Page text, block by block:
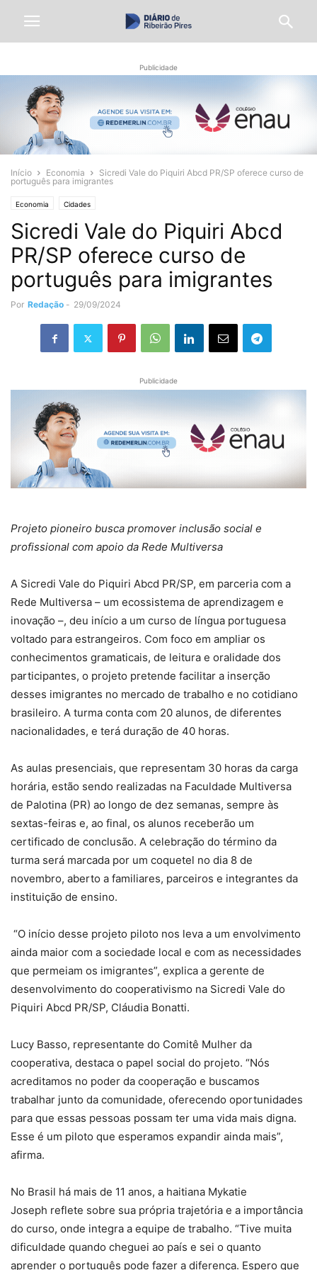
Publicidade
Início Economia
Sicredi Vale do Piquiri Abcd PR/SP oferece curso de
português para imigrantes
Economia Cidades
Sicredi Vale do Piquiri Abcd
PR/SP oferece curso de
português para imigrantes
Por Redação - 29/09/2024
Publicidade
Projeto pioneiro busca promover inclusão social e
profissional com apoio da Rede Multiversa
A Sicredi Vale do Piquiri Abcd PR/SP, em parceria com a
Rede Multiversa – um ecossistema de aprendizagem e
inovação –, deu início a um curso de língua portuguesa
voltado para estrangeiros. Com foco em ampliar os
conhecimentos gramaticais, de leitura e oralidade dos
participantes, o projeto pretende facilitar a inserção
desses imigrantes no mercado de trabalho e no cotidiano
brasileiro. A turma conta com 20 alunos, de diferentes
nacionalidades, e terá duração de 40 horas.
As aulas presenciais, que representam 30 horas da carga
horária, estão sendo realizadas na Faculdade Multiversa
de Palotina (PR) ao longo de dez semanas, sempre às
sextas-feiras e, ao final, os alunos receberão um
certificado de conclusão. A celebração do término da
turma será marcada por um coquetel no dia 8 de
novembro, aberto a familiares, parceiros e integrantes da
instituição de ensino.
“O início desse projeto piloto nos leva a um envolvimento
ainda maior com a sociedade local e com as necessidades
que permeiam os imigrantes”, explica a gerente de
desenvolvimento do cooperativismo na Sicredi Vale do
Piquiri Abcd PR/SP, Cláudia Bonatti.
Lucy Basso, representante do Comitê Mulher da
cooperativa, destaca o papel social do projeto. “Nós
acreditamos no poder da cooperação e buscamos
trabalhar junto da comunidade, oferecendo oportunidades
para que essas pessoas possam ter uma vida mais digna.
Esse é um piloto que esperamos expandir ainda mais”,
afirma.
No Brasil há mais de 11 anos, a haitiana Mykatie
Joseph reflete sobre sua própria trajetória e a importância
do curso, onde integra a equipe de trabalho. “Tive muita
dificuldade quando cheguei ao país e sei o quanto
aprender o português pode fazer a diferença. Espero que